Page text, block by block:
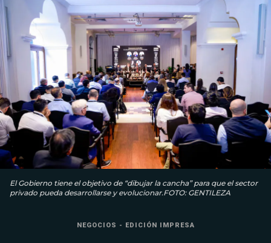
El Gobierno tiene el objetivo de “dibujar la cancha” para que el sector
privado pueda desarrollarse y evolucionar.FOTO: GENTILEZA
NEGOCIOS - EDICIÓN IMPRESA